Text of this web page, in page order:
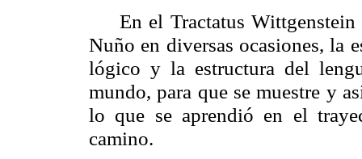
En el Tractatus Wittgenstein
Nuño en diversas ocasiones, la
lógico y la estructura del
mundo, para que se muestre y
lo que se aprendió en el
camino.